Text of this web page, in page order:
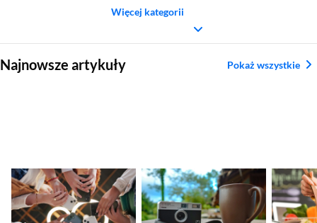
Więcej kategorii
Najnowsze artykuły Pokaż wszystkie
Nadchodzące
premiery smartfonów
– kalendarz nowości
Ranking aparatów
kompaktowych.
Najlepsze modele
2026